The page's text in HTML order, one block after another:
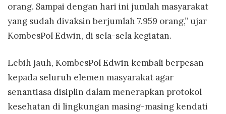
orang. Sampai dengan hari ini jumlah masyarakat
yang sudah divaksin berjumlah 7.959 orang,” ujar
KombesPol Edwin, di sela-sela kegiatan.
Lebih jauh, KombesPol Edwin kembali berpesan
kepada seluruh elemen masyarakat agar
senantiasa disiplin dalam menerapkan protokol
kesehatan di lingkungan masing-masing kendati